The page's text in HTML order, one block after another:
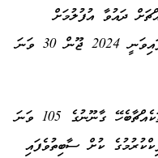
ދައުވާ އުފުލުމަށް
ޕްރޮސިކިއުޓަރ ޖެނެރަލްގެ އޮފީހަށް ފޮނުވާފައިވަނީ 2024 ޖޫން 30 ވަނަ
އޭގެ އިތުރުން، ގާނޫނު ނަންބަރު މަސްތުވާތަކެއްޗާބެހޭ ގާނޫނުގެ 105 ވަނަ
ކުށް ސާބިތުވެފައި